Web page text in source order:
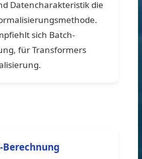
Datencharakteristik die
sich Batch-
für Transformers